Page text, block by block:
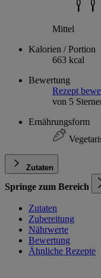
Mittel
Kalorien / Portion
663 kcal
Bewertung
Rezept
von 5
Ernährungsform
Zutaten
Springe zum Bereich
Zutaten
Zubereitung
Nährwerte
Bewertung
Ähnliche Rezepte